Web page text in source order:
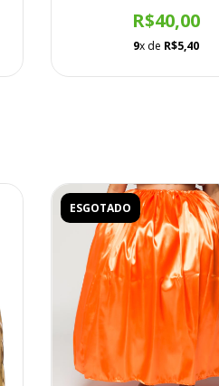
R$40,00
9x de R$5,40
ESGOTADO